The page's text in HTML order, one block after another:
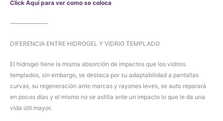
Click Aquí para ver como se coloca
——————-
DIFERENCIA ENTRE HIDROGEL Y VIDRIO TEMPLADO
El hidrogel tiene la misma absorción de impactos que los vidrios
templados, sin embargo, se destaca por su adaptabilidad a pantallas
curvas, su regeneración ante marcas y rayones leves, se auto reparará
en pocos días y el mismo no se astilla ante un impacto lo que le da una
vida útil mayor.